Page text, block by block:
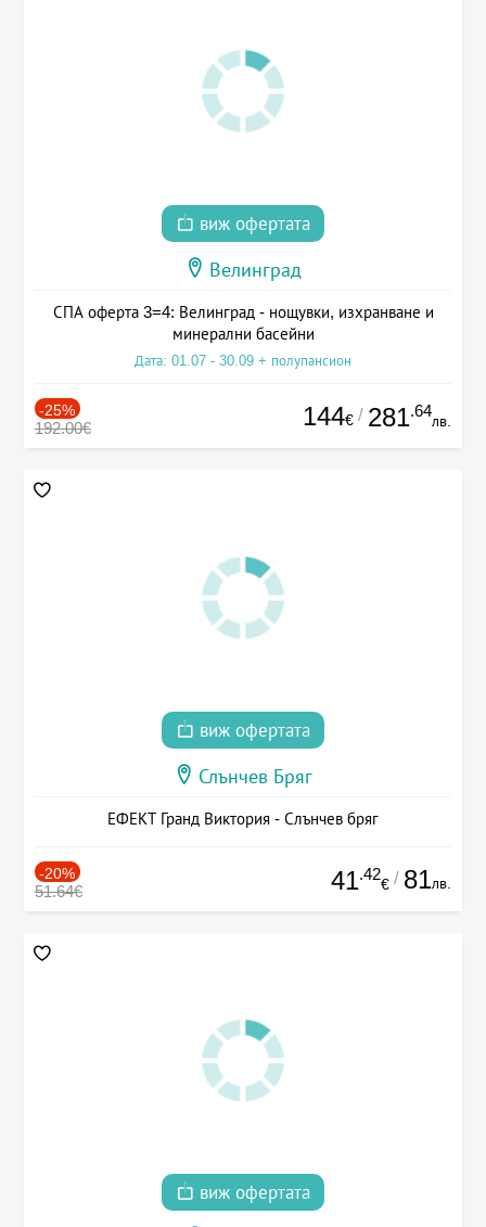
виж офертата
Велинград
СПА оферта 3=4: Велинград - нощувки, изхранване и
минерални басейни
Дата: 01.07 - 30.09 + полупансион
-25%
192.00€ 144€ / 281.64
лв.
виж офертата
Слънчев Бряг
ЕФЕКТ Гранд Виктория - Слънчев бряг
-20%
51.64€ 41.42
€ / 81лв.
виж офертата